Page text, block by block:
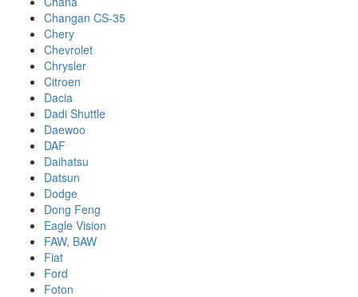
Changan CS-35
Chery
Chevrolet
Chrysler
Citroen
Dacia
Dadi Shuttle
Daewoo
DAF
Daihatsu
Datsun
Dodge
Dong Feng
Eagle Vision
FAW, BAW
Fiat
Ford
Foton